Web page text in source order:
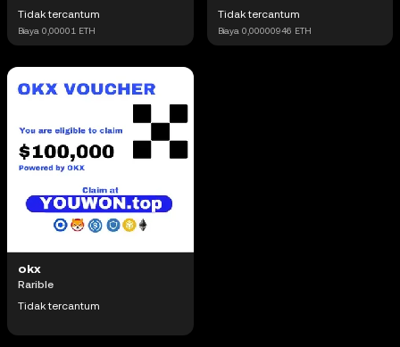
Tidak tercantum
Biaya 0,00001 ETH
Tidak tercantum
Biaya 0,00000946 ETH
okx
Rarible
Tidak tercantum